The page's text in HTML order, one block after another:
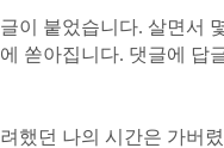
이 붙었습니다. 살면서
쏟아집니다. 댓글에 답
했던 나의 시간은 가버